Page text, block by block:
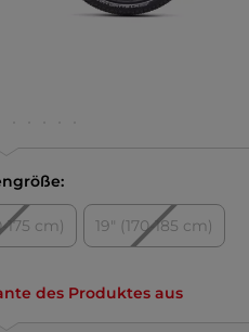
175 cm) 19" (170-185 cm)
des Produktes aus